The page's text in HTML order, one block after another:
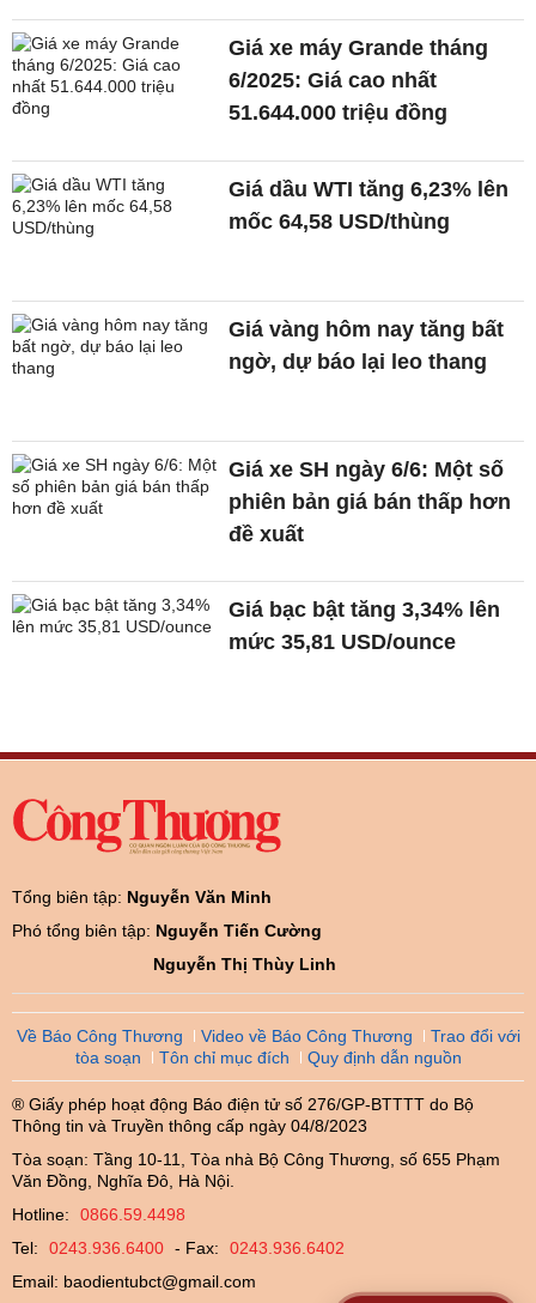
Giá xe máy Grande tháng
6/2025: Giá cao nhất
51.644.000 triệu đồng
Giá dầu WTI tăng 6,23% lên
mốc 64,58 USD/thùng
Giá vàng hôm nay tăng bất
ngờ, dự báo lại leo thang
Giá xe SH ngày 6/6: Một số
phiên bản giá bán thấp hơn
đề xuất
Giá bạc bật tăng 3,34% lên
mức 35,81 USD/ounce
Tổng biên tập: Nguyễn Văn Minh
Phó tổng biên tập: Nguyễn Tiến Cường
Nguyễn Thị Thùy Linh
Về Báo Công Thương Video về Báo Công Thương
Trao đổi với
tòa soạn
Tôn chỉ mục đích Quy định dẫn nguồn
® Giấy phép hoạt động Báo điện tử số 276/GP-BTTTT do Bộ
Thông tin và Truyền thông cấp ngày 04/8/2023
Tòa soạn: Tầng 10-11, Tòa nhà Bộ Công Thương, số 655 Phạm
Văn Đồng, Nghĩa Đô, Hà Nội.
Hotline:
0866.59.4498
Tel:
0243.936.6400 - Fax:
0243.936.6402
Email: baodientubct@gmail.com